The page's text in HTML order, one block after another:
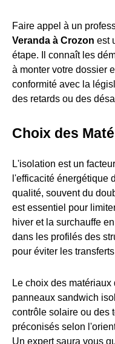
Faire appel à un
Veranda à Crozon est
étape. Il connaît les
à monter votre dossier
conformité avec la
des retards ou des
Choix des
L'isolation est un
l'efficacité énergétique
qualité, souvent du
est essentiel pour
hiver et la surchauffe
dans les profilés des
pour éviter les
Le choix des
panneaux sandwich
contrôle solaire ou des
préconisés selon
Un expert saura vous